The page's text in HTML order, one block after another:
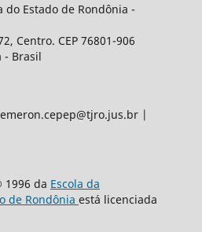
Estado de Rondônia -
Centro. CEP 76801-906
- Brasil
|
1996 da Escola da
de Rondônia está licenciada